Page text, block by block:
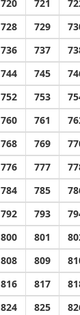
720 721
728 729
736 737
744 745
752 753
760 761
768 769
776 777
784 785
792 793
800 801
808 809
816 817
824 825